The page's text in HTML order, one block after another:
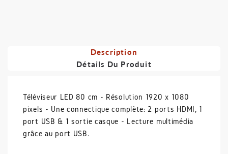
Description
Détails Du Produit
Téléviseur LED 80 cm - Résolution 1920 x 1080
pixels - Une connectique complète: 2 ports HDMI, 1
port USB & 1 sortie casque - Lecture multimédia
grâce au port USB.